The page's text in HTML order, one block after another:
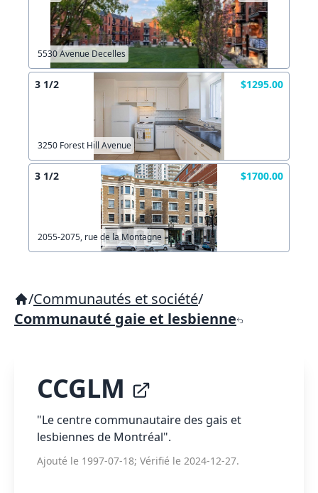
5530 Avenue Decelles
3 1/2 $1295.00
3250 Forest Hill Avenue
3 1/2 $1700.00
2055-2075, rue de la Montagne
/Communautés et société/
Communauté gaie et lesbienne
CCGLM
"Le centre communautaire des gais et
lesbiennes de Montréal".
Ajouté le 1997-07-18; Vérifié le 2024-12-27.